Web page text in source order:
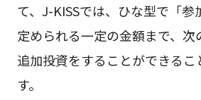
て、J-KISSでは、ひな型で「参
定められる一定の金額まで、次
追加投資をすることができるこ
す。